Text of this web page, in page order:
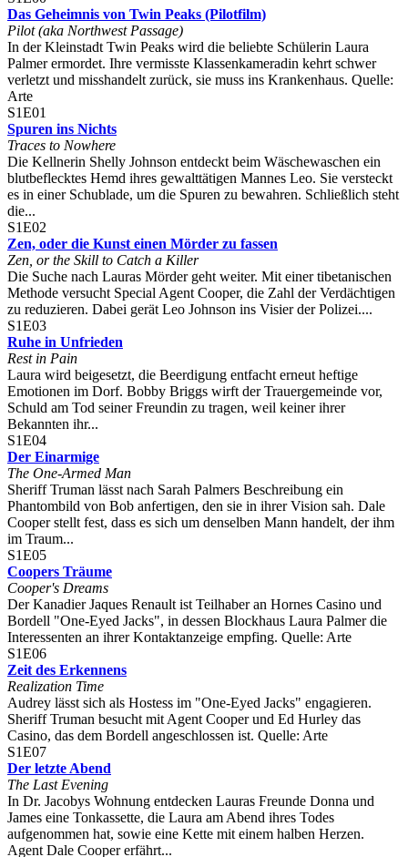
Das Geheimnis von Twin Peaks (Pilotfilm)
Pilot (aka Northwest Passage)
In der Kleinstadt Twin Peaks wird die beliebte Schülerin Laura
Palmer ermordet. Ihre vermisste Klassenkameradin kehrt schwer
verletzt und misshandelt zurück, sie muss ins Krankenhaus. Quelle:
Arte
S1E01
Spuren ins Nichts
Traces to Nowhere
Die Kellnerin Shelly Johnson entdeckt beim Wäschewaschen ein
blutbeflecktes Hemd ihres gewalttätigen Mannes Leo. Sie versteckt
es in einer Schublade, um die Spuren zu bewahren. Schließlich steht
die...
S1E02
Zen, oder die Kunst einen Mörder zu fassen
Zen, or the Skill to Catch a Killer
Die Suche nach Lauras Mörder geht weiter. Mit einer tibetanischen
Methode versucht Special Agent Cooper, die Zahl der Verdächtigen
zu reduzieren. Dabei gerät Leo Johnson ins Visier der Polizei....
S1E03
Ruhe in Unfrieden
Rest in Pain
Laura wird beigesetzt, die Beerdigung entfacht erneut heftige
Emotionen im Dorf. Bobby Briggs wirft der Trauergemeinde vor,
Schuld am Tod seiner Freundin zu tragen, weil keiner ihrer
Bekannten ihr...
S1E04
Der Einarmige
The One-Armed Man
Sheriff Truman lässt nach Sarah Palmers Beschreibung ein
Phantombild von Bob anfertigen, den sie in ihrer Vision sah. Dale
Cooper stellt fest, dass es sich um denselben Mann handelt, der ihm
im Traum...
S1E05
Coopers Träume
Cooper's Dreams
Der Kanadier Jaques Renault ist Teilhaber an Hornes Casino und
Bordell "One-Eyed Jacks", in dessen Blockhaus Laura Palmer die
Interessenten an ihrer Kontaktanzeige empfing. Quelle: Arte
S1E06
Zeit des Erkennens
Realization Time
Audrey lässt sich als Hostess im "One-Eyed Jacks" engagieren.
Sheriff Truman besucht mit Agent Cooper und Ed Hurley das
Casino, das dem Bordell angeschlossen ist. Quelle: Arte
S1E07
Der letzte Abend
The Last Evening
In Dr. Jacobys Wohnung entdecken Lauras Freunde Donna und
James eine Tonkassette, die Laura am Abend ihres Todes
aufgenommen hat, sowie eine Kette mit einem halben Herzen.
Agent Dale Cooper erfährt...